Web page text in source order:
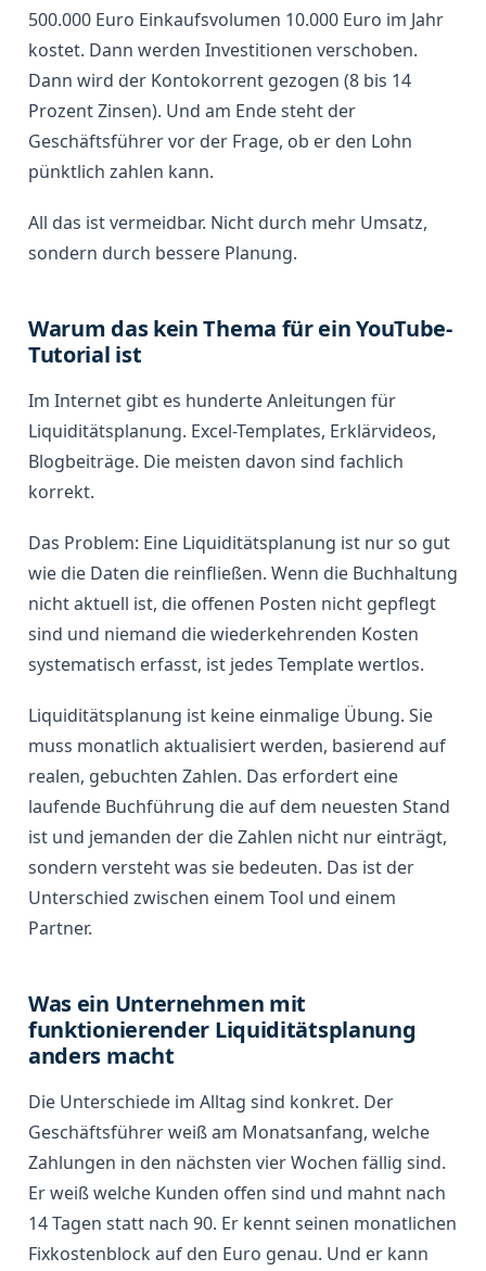
500.000 Euro Einkaufsvolumen 10.000 Euro im Jahr
kostet. Dann werden Investitionen verschoben.
Dann wird der Kontokorrent gezogen (8 bis 14
Prozent Zinsen). Und am Ende steht der
Geschäftsführer vor der Frage, ob er den Lohn
pünktlich zahlen kann.
All das ist vermeidbar. Nicht durch mehr Umsatz,
sondern durch bessere Planung.
Warum das kein Thema für ein YouTube-
Tutorial ist
Im Internet gibt es hunderte Anleitungen für
Liquiditätsplanung. Excel-Templates, Erklärvideos,
Blogbeiträge. Die meisten davon sind fachlich
korrekt.
Das Problem: Eine Liquiditätsplanung ist nur so gut
wie die Daten die reinfließen. Wenn die Buchhaltung
nicht aktuell ist, die offenen Posten nicht gepflegt
sind und niemand die wiederkehrenden Kosten
systematisch erfasst, ist jedes Template wertlos.
Liquiditätsplanung ist keine einmalige Übung. Sie
muss monatlich aktualisiert werden, basierend auf
realen, gebuchten Zahlen. Das erfordert eine
laufende Buchführung die auf dem neuesten Stand
ist und jemanden der die Zahlen nicht nur einträgt,
sondern versteht was sie bedeuten. Das ist der
Unterschied zwischen einem Tool und einem
Partner.
Was ein Unternehmen mit
funktionierender Liquiditätsplanung
anders macht
Die Unterschiede im Alltag sind konkret. Der
Geschäftsführer weiß am Monatsanfang, welche
Zahlungen in den nächsten vier Wochen fällig sind.
Er weiß welche Kunden offen sind und mahnt nach
14 Tagen statt nach 90. Er kennt seinen monatlichen
Fixkostenblock auf den Euro genau. Und er kann